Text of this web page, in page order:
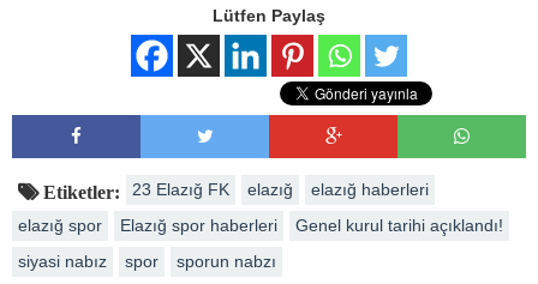
Lütfen Paylaş
Etiketler: 23 Elazığ FK elazığ
elazığ haberleri
elazığ spor
Elazığ spor haberleri
Genel kurul tarihi açıklandı!
siyasi nabız
spor sporun nabzı